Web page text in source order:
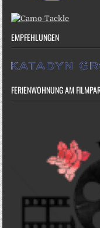
EMPFEHLUNGEN
FERIENWOHNUNG AM